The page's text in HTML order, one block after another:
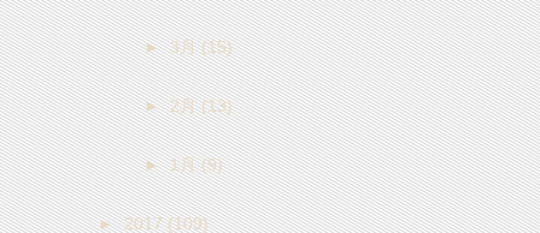
►3月(15)
►2月(13)
►1月(9)
►2017(109)